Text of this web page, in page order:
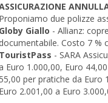
Proponiamo due polizze
Globy Giallo - Allianz:
documentabile. Costo 7 %
TouristPass - SARA
a Euro 1.000,00, Euro
55,00 per pratiche da Euro
Euro 2.001,00 a Euro